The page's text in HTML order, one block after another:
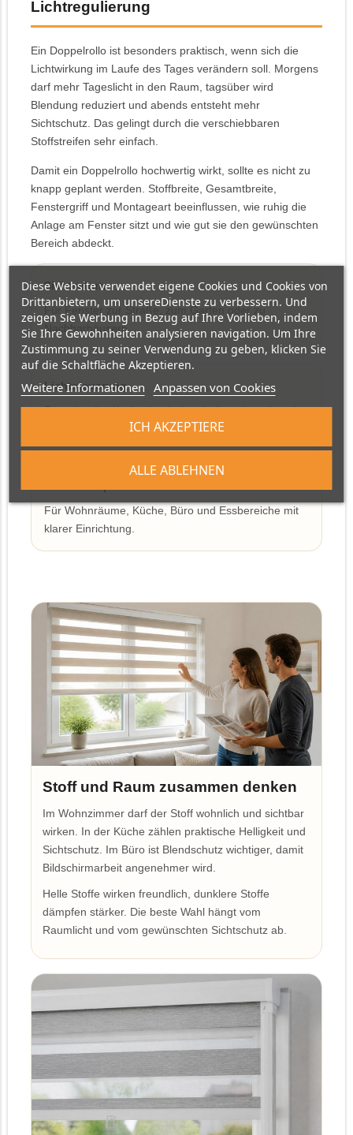
Lichtregulierung
Ein Doppelrollo ist besonders praktisch, wenn sich die
Lichtwirkung im Laufe des Tages verändern soll. Morgens
darf mehr Tageslicht in den Raum, tagsüber wird
Blendung reduziert und abends entsteht mehr
Sichtschutz. Das gelingt durch die verschiebbaren
Stoffstreifen sehr einfach.
Damit ein Doppelrollo hochwertig wirkt, sollte es nicht zu
knapp geplant werden. Stoffbreite, Gesamtbreite,
Fenstergriff und Montageart beeinflussen, wie ruhig die
Anlage am Fenster sitzt und wie gut sie den gewünschten
Bereich abdeckt.
Sichtschutz
Für Fenster zur Straße, zum Garten oder zu
Nachbarhäusern.
Lichtsteuerung
Für schnelle Wechsel zwischen hell, gedämpft und
Für Wohnräume, Küche, Büro und Essbereiche mit
klarer Einrichtung.
Stoff und Raum zusammen denken
Im Wohnzimmer darf der Stoff wohnlich und sichtbar
wirken. In der Küche zählen praktische Helligkeit und
Sichtschutz. Im Büro ist Blendschutz wichtiger, damit
Bildschirmarbeit angenehmer wird.
Helle Stoffe wirken freundlich, dunklere Stoffe
dämpfen stärker. Die beste Wahl hängt vom
Raumlicht und vom gewünschten Sichtschutz ab.
Diese Website verwendet eigene Cookies und Cookies von
Drittanbietern, um unsereDienste zu verbessern. Und
zeigen Sie Werbung in Bezug auf Ihre Vorlieben, indem
Sie Ihre Gewohnheiten analysieren navigation. Um Ihre
Zustimmung zu seiner Verwendung zu geben, klicken Sie
auf die Schaltfläche Akzeptieren.
Weitere Informationen Anpassen von Cookies
ALLE ABLEHNEN
ICH AKZEPTIERE